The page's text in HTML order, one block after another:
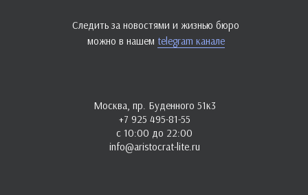
Москва, пр. Буденного 51к3
+7 925 495-81-55
с 10:00 до 22:00
info@aristocrat-lite.ru
Следить за новостями и жизнью бюро
можно в нашем telegram канале